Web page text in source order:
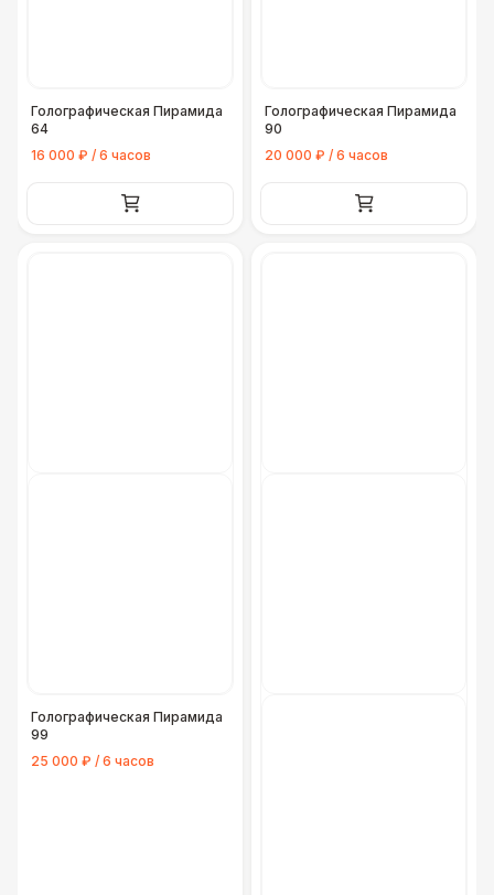
Голографическая Пирамида
64
16 000 ₽ / 6 часов
Голографическая Пирамида
90
20 000 ₽ / 6 часов
Голографическая Пирамида
99
25 000 ₽ / 6 часов